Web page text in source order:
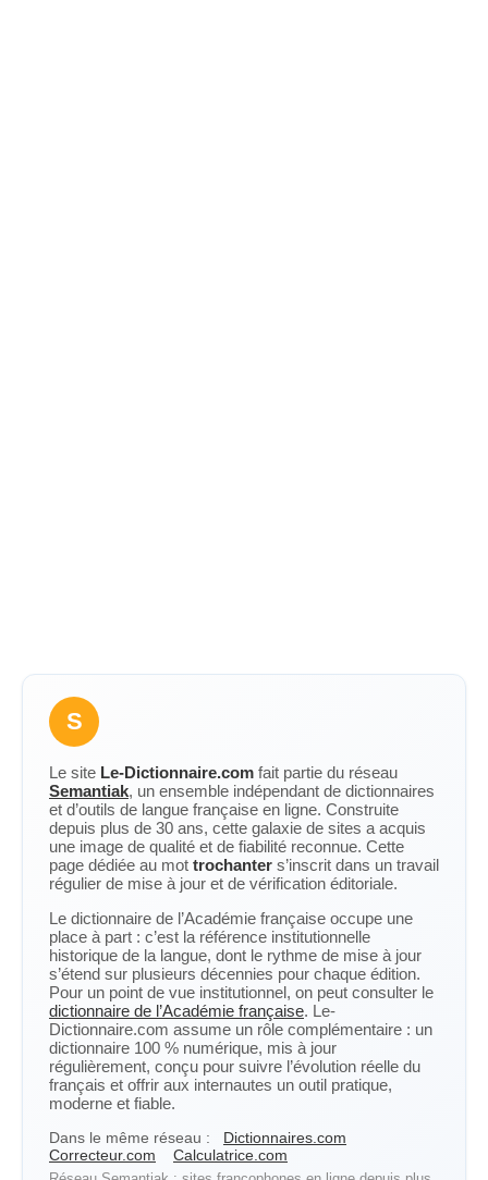
S
Le site Le-Dictionnaire.com fait partie du réseau
Semantiak, un ensemble indépendant de dictionnaires
et d’outils de langue française en ligne. Construite
depuis plus de 30 ans, cette galaxie de sites a acquis
une image de qualité et de fiabilité reconnue. Cette
page dédiée au mot trochanter s’inscrit dans un travail
régulier de mise à jour et de vérification éditoriale.
Le dictionnaire de l’Académie française occupe une
place à part : c’est la référence institutionnelle
historique de la langue, dont le rythme de mise à jour
s’étend sur plusieurs décennies pour chaque édition.
Pour un point de vue institutionnel, on peut consulter le
dictionnaire de l’Académie française. Le-
Dictionnaire.com assume un rôle complémentaire : un
dictionnaire 100 % numérique, mis à jour
régulièrement, conçu pour suivre l’évolution réelle du
français et offrir aux internautes un outil pratique,
moderne et fiable.
Dans le même réseau :
Dictionnaires.com
Correcteur.com
Calculatrice.com